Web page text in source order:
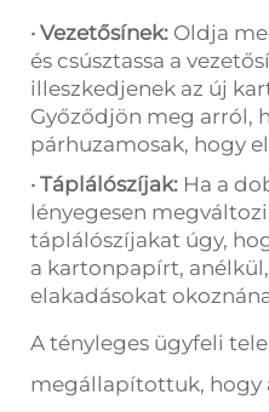
· Vezetősínek: Oldja
és csúsztassa a
illeszkedjenek az új
Győződjön meg arról,
párhuzamosak, hogy
· Táplálószíjak: Ha a
lényegesen
táplálószíjakat úgy,
a kartonpapírt,
elakadásokat
A tényleges ügyfeli
megállapítottuk, hogy